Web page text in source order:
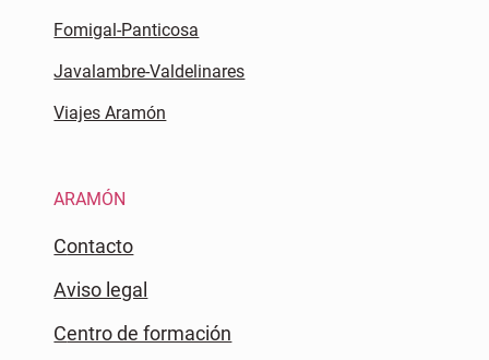
Fomigal-Panticosa
Javalambre-Valdelinares
Viajes Aramón
ARAMÓN
Contacto
Aviso legal
Centro de formación